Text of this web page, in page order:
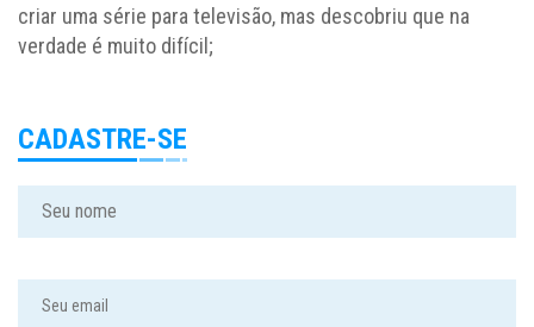
criar uma série para televisão, mas descobriu que na
verdade é muito difícil;
CADASTRE-SE